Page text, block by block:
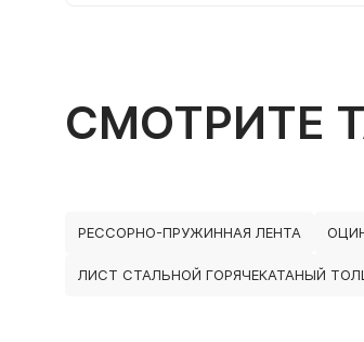
СМОТРИТЕ
РЕССОРНО-ПРУЖИННАЯ ЛЕНТА
ЛИСТ СТАЛЬНОЙ ГОРЯЧЕКАТАНЫЙ